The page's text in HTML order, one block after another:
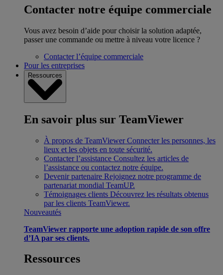
Contacter notre équipe commerciale
Vous avez besoin d’aide pour choisir la solution adaptée,
passer une commande ou mettre à niveau votre licence ?
Contacter l’équipe commerciale
Pour les entreprises
Ressources
En savoir plus sur TeamViewer
À propos de TeamViewer Connecter les personnes, les
lieux et les objets en toute sécurité.
Contacter l’assistance Consultez les articles de
l’assistance ou contactez notre équipe.
Devenir partenaire Rejoignez notre programme de
partenariat mondial TeamUP.
Témoignages clients Découvrez les résultats obtenus
par les clients TeamViewer.
Nouveautés
TeamViewer rapporte une adoption rapide de son offre
d’IA par ses clients.
Ressources